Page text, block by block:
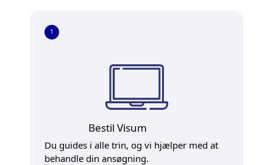
1
Bestil Visum
Du guides i alle trin, og vi hjælper med at
behandle din ansøgning.